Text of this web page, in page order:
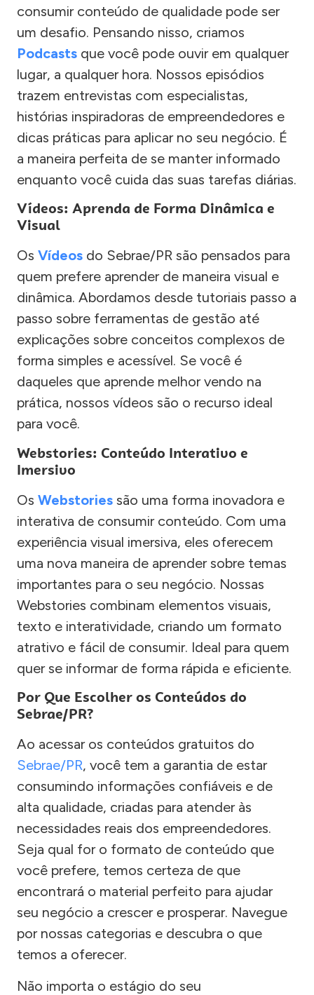
consumir conteúdo de qualidade pode ser
um desafio. Pensando nisso, criamos
Podcasts que você pode ouvir em qualquer
lugar, a qualquer hora. Nossos episódios
trazem entrevistas com especialistas,
histórias inspiradoras de empreendedores e
dicas práticas para aplicar no seu negócio. É
a maneira perfeita de se manter informado
enquanto você cuida das suas tarefas diárias.
Vídeos: Aprenda de Forma Dinâmica e
Visual
Os Vídeos do Sebrae/PR são pensados para
quem prefere aprender de maneira visual e
dinâmica. Abordamos desde tutoriais passo a
passo sobre ferramentas de gestão até
explicações sobre conceitos complexos de
forma simples e acessível. Se você é
daqueles que aprende melhor vendo na
prática, nossos vídeos são o recurso ideal
para você.
Webstories: Conteúdo Interativo e
Imersivo
Os Webstories são uma forma inovadora e
interativa de consumir conteúdo. Com uma
experiência visual imersiva, eles oferecem
uma nova maneira de aprender sobre temas
importantes para o seu negócio. Nossas
Webstories combinam elementos visuais,
texto e interatividade, criando um formato
atrativo e fácil de consumir. Ideal para quem
quer se informar de forma rápida e eficiente.
Por Que Escolher os Conteúdos do
Sebrae/PR?
Ao acessar os conteúdos gratuitos do
Sebrae/PR, você tem a garantia de estar
consumindo informações confiáveis e de
alta qualidade, criadas para atender às
necessidades reais dos empreendedores.
Seja qual for o formato de conteúdo que
você prefere, temos certeza de que
encontrará o material perfeito para ajudar
seu negócio a crescer e prosperar. Navegue
por nossas categorias e descubra o que
temos a oferecer.
Não importa o estágio do seu